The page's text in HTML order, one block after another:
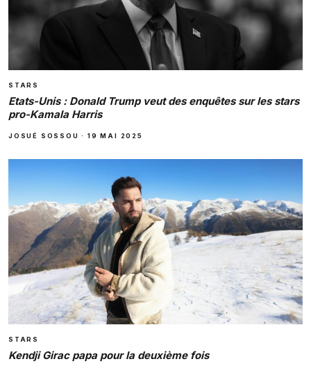
STARS
Etats-Unis : Donald Trump veut des enquêtes sur les stars
pro-Kamala Harris
JOSUÉ SOSSOU ·19 MAI 2025
STARS
Kendji Girac papa pour la deuxième fois